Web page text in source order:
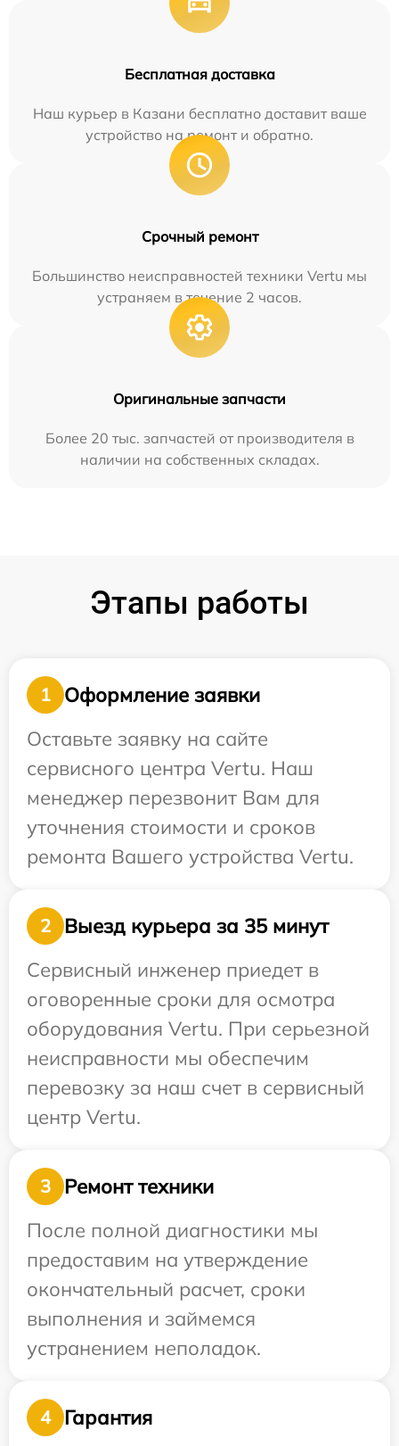
Бесплатная доставка
Наш курьер в Казани бесплатно доставит ваше
устройство на ремонт и обратно.
Срочный ремонт
Большинство неисправностей техники Vertu мы
устраняем в течение 2 часов.
Оригинальные запчасти
Более 20 тыс. запчастей от производителя в
наличии на собственных складах.
Этапы работы
1
Оформление заявки
Оставьте заявку на сайте
сервисного центра Vertu. Наш
менеджер перезвонит Вам для
уточнения стоимости и сроков
ремонта Вашего устройства Vertu.
2
Выезд курьера за 35 минут
Сервисный инженер приедет в
оговоренные сроки для осмотра
оборудования Vertu. При серьезной
неисправности мы обеспечим
перевозку за наш счет в сервисный
центр Vertu.
3
Ремонт техники
После полной диагностики мы
предоставим на утверждение
окончательный расчет, сроки
выполнения и займемся
устранением неполадок.
4 Гарантия